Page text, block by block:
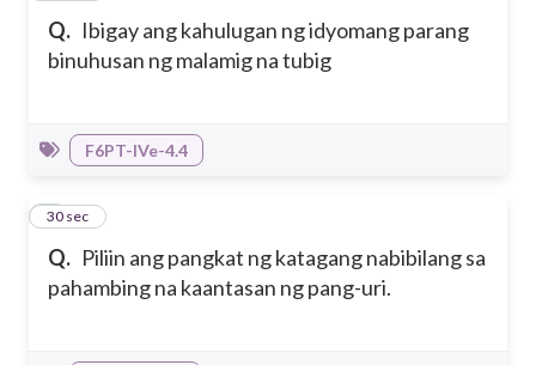
Q. Ibigay ang kahulugan ng idyomang parang
binuhusan ng malamig na tubig
F6PT-IVe-4.4
Q. Piliin ang pangkat ng katagang nabibilang sa
pahambing na kaantasan ng pang-uri.
6
30 sec